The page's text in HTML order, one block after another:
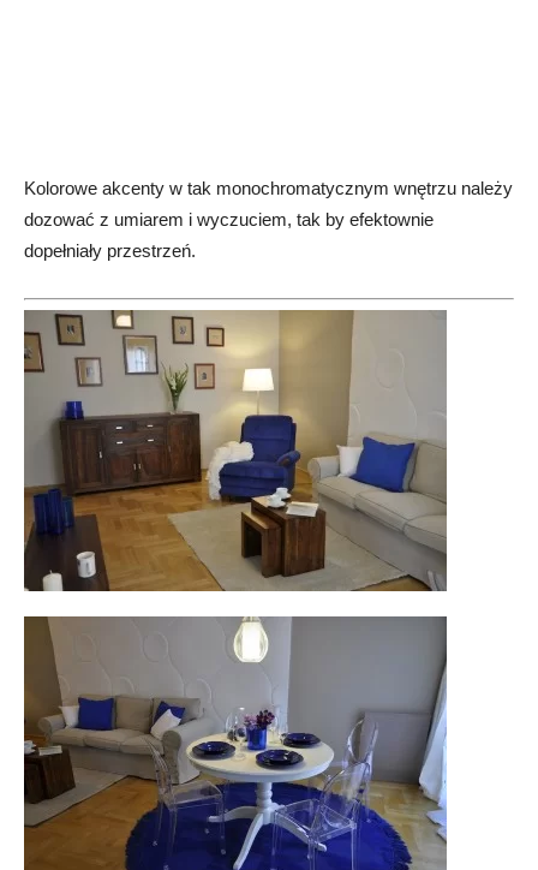
Kolorowe akcenty w tak monochromatycznym wnętrzu należy
dozować z umiarem i wyczuciem, tak by efektownie
dopełniały przestrzeń.